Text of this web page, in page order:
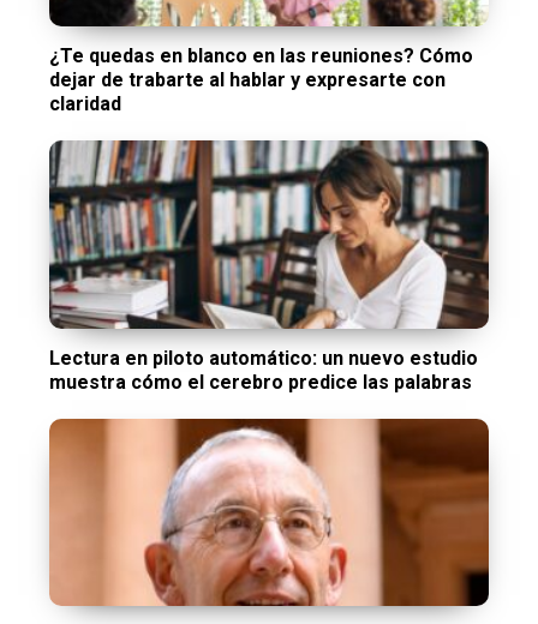
¿Te quedas en blanco en las reuniones? Cómo
dejar de trabarte al hablar y expresarte con
claridad
Lectura en piloto automático: un nuevo estudio
muestra cómo el cerebro predice las palabras